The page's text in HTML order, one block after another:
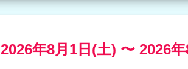
2026年8月1日(土) 〜2026年